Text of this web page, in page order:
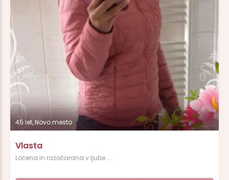
45 let, Novo mesto
Vlasta
Ločena in razočarana v ljube ...